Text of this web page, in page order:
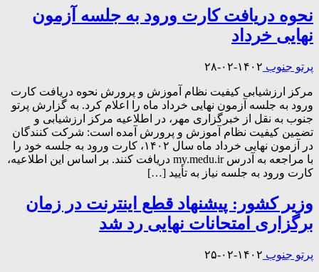
نحوه دریافت کارت ورود به جلسه آزمون
نهایی خرداد
پرتو جنوب ۱۴۰۲-۰۲-۲۸
مرکز ارزشیابی کیفیت نظام آموزش و پرورش نحوه دریافت کارت
ورود به جلسه آزمون نهایی خرداد ماه را اعلام کرد. به‬ گزارش‬ پرتو
جنوب به نقل از خبرگزاری‬ مهر، در اطلاعیه مرکز ارزشیابی و
تضمین کیفیت نظام آموزش و پرورش آمده است: شرکت کنندگان
در آزمون نهایی خرداد ماه سال ۱۴۰۲، کارت ورود به جلسه خود را
با مراجعه به آدرس ‏my.medu.ir دریافت کنند. بر اساس این اطلاعیه،
کارت ورود به جلسه نیاز به تأیید […]
وزیر کشور: پیشنهاد قطع اینترنت در زمان
برگزاری امتحانات نهایی رد شد
پرتو جنوب ۱۴۰۲-۰۲-۲۵